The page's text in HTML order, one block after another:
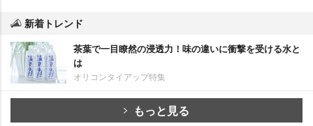
新着トレンド
茶葉で一目瞭然の浸透力！味の違いに衝撃を受ける水と
は
オリコンタイアップ特集
もっと見る